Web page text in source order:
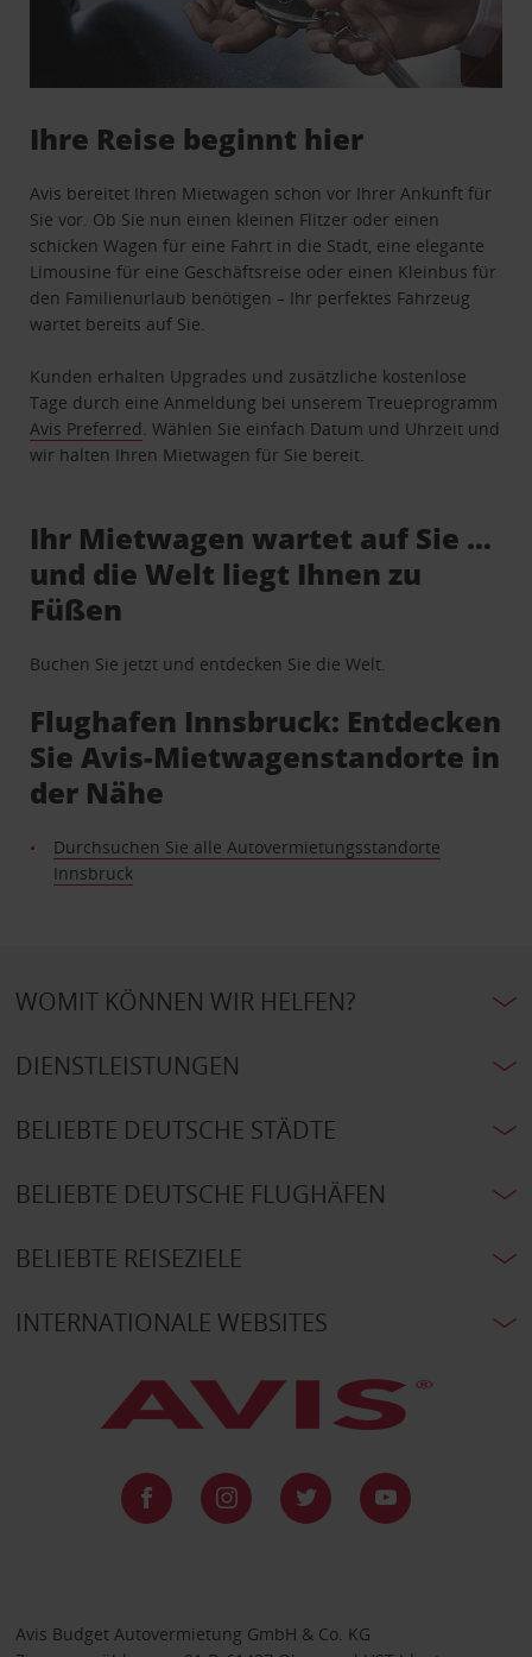
Ihre Reise beginnt hier
Avis bereitet Ihren Mietwagen schon vor Ihrer Ankunft für
Sie vor. Ob Sie nun einen kleinen Flitzer oder einen
schicken Wagen für eine Fahrt in die Stadt, eine elegante
Limousine für eine Geschäftsreise oder einen Kleinbus für
den Familienurlaub benötigen – Ihr perfektes Fahrzeug
wartet bereits auf Sie.
Kunden erhalten Upgrades und zusätzliche kostenlose
Tage durch eine Anmeldung bei unserem Treueprogramm
Avis Preferred . Wählen Sie einfach Datum und Uhrzeit und
wir halten Ihren Mietwagen für Sie bereit.
Ihr Mietwagen wartet auf Sie …
und die Welt liegt Ihnen zu
Füßen
Buchen Sie jetzt und entdecken Sie die Welt.
Flughafen Innsbruck: Entdecken
Sie Avis-Mietwagenstandorte in
der Nähe
Durchsuchen Sie alle Autovermietungsstandorte
Innsbruck
WOMIT KÖNNEN WIR HELFEN?
DIENSTLEISTUNGEN
BELIEBTE DEUTSCHE STÄDTE
BELIEBTE DEUTSCHE FLUGHÄFEN
BELIEBTE REISEZIELE
INTERNATIONALE WEBSITES
Avis Budget Autovermietung GmbH & Co. KG